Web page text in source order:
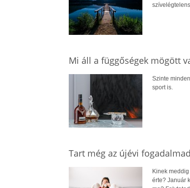
Mi áll a függőségek mögött
Szinte
sport is.
Tart még az újévi
Kinek
érte? Január